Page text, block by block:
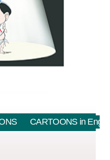
CARTOONS in English